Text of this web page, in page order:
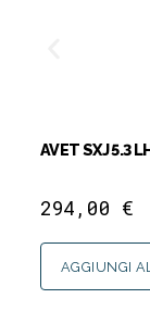
AVET SXJ 5.3
294,00 €
AGGIUNGI